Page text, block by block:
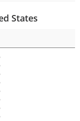
States